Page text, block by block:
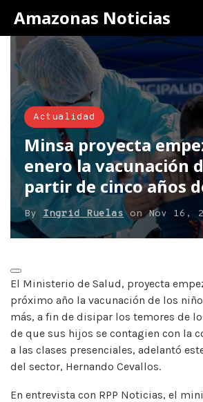
Amazonas Noticias
Actualidad
Minsa proyecta
enero la vacunación
partir de cinco años
By Ingrid RuelasonNov 16,
El Ministerio de Salud, proyecta
próximo año la vacunación de los
más, a fin de disipar los temores de
de que sus hijos se contagien con la
a las clases presenciales, adelantó
del sector, Hernando Cevallos.
En entrevista con RPP Noticias, el